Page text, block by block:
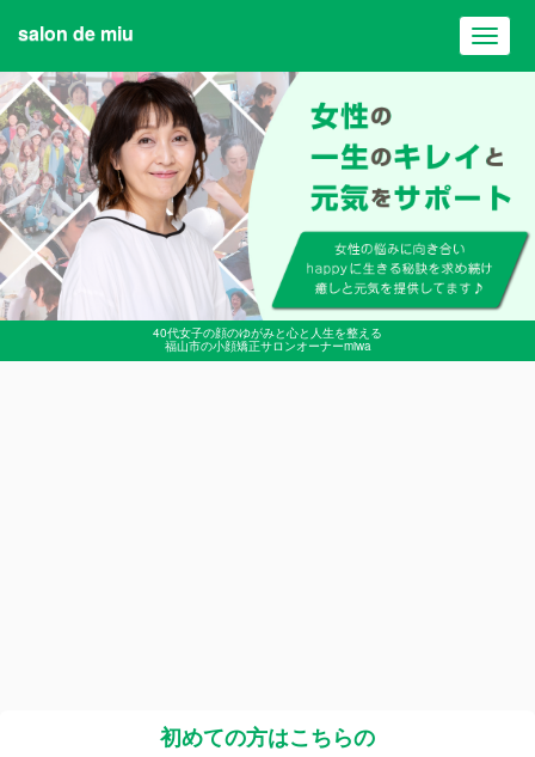
40代女子の顔のゆがみと心と人生を整える
福山市の小顔矯正サロンオーナーmiwa
salon de miu
初めての方はこちらの